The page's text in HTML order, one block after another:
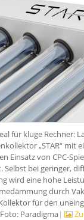
für kluge Rechner:
„STAR“ mit
Einsatz von CPC-
Selbst bei geringer,
wird eine hohe
durch
für den
Paradigma|